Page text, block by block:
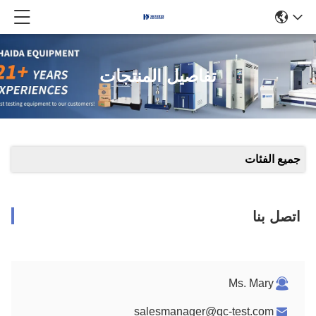
تفاصيل المنتجات
جميع الفئات
اتصل بنا
Ms. Mary
salesmanager@qc-test.com